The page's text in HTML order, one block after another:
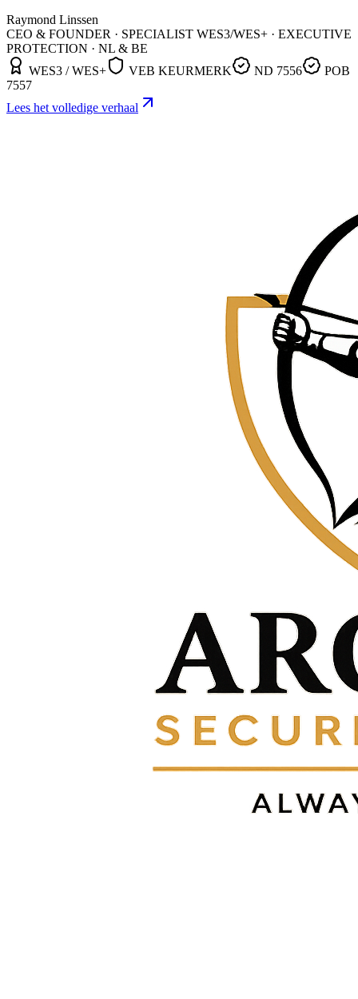
Raymond Linssen
CEO & FOUNDER · SPECIALIST WES3/WES+ · EXECUTIVE
PROTECTION · NL & BE
WES3 / WES+
VEB KEURMERK ND 7556
POB
7557
Lees het volledige verhaal